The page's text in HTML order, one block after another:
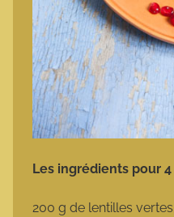
Les ingrédients pour
200 g de lentilles